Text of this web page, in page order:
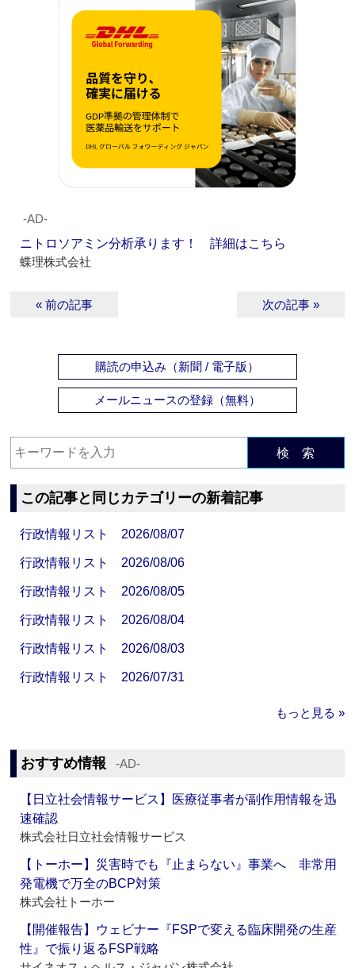
‐AD‐
ニトロソアミン分析承ります！ 詳細はこちら
蝶理株式会社
« 前の記事 次の記事 »
購読の申込み（新聞 / 電子版）
メールニュースの登録（無料）
検 索
この記事と同じカテゴリーの新着記事
行政情報リスト 2026/08/07
行政情報リスト 2026/08/06
行政情報リスト 2026/08/05
行政情報リスト 2026/08/04
行政情報リスト 2026/08/03
行政情報リスト 2026/07/31
もっと見る »
おすすめ情報 ‐AD‐
【日立社会情報サービス】医療従事者が副作用情報を迅
速確認
株式会社日立社会情報サービス
【トーホー】災害時でも『止まらない』事業へ 非常用
発電機で万全のBCP対策
株式会社トーホー
【開催報告】ウェビナー『FSPで変える臨床開発の生産
性』で振り返るFSP戦略